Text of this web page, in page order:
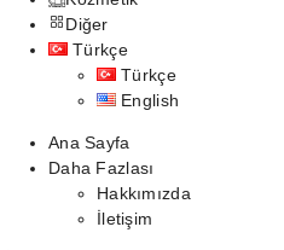
Diğer
Türkçe
Türkçe
English
Ana Sayfa
Daha Fazlası
Hakkımızda
İletişim